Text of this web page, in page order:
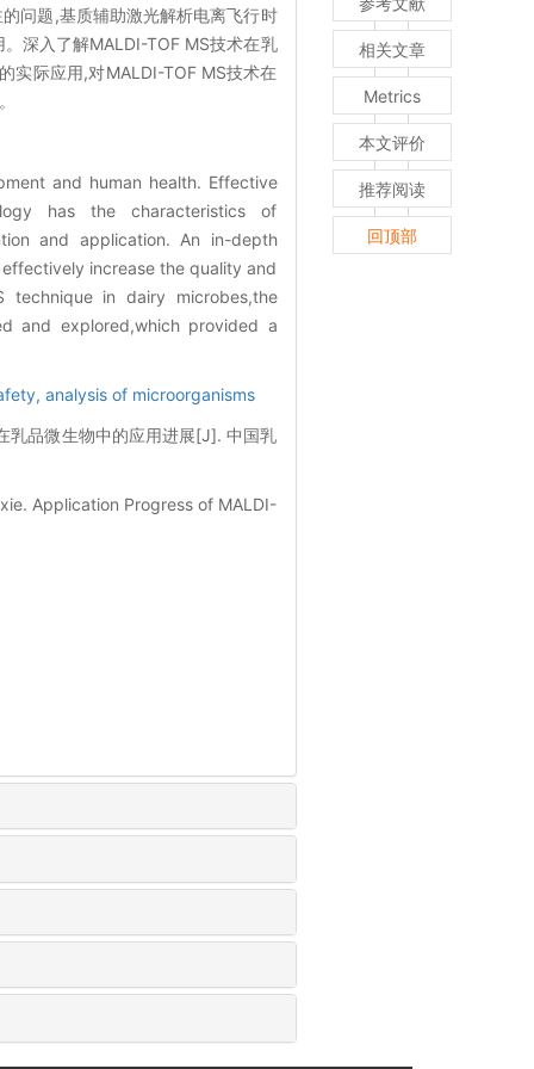
问题,基质辅助激光解析电离飞行时
深入了解MALDI-TOF MS技术在乳
实际应用,对MALDI-TOF MS技术在
and human health. Effective
has the characteristics of
and application. An in-depth
increase the quality and
technique in dairy microbes,the
and explored,which provided a
analysis of microorganisms
乳品微生物中的应用进展[J]. 中国乳
Application Progress of MALDI-
相关文章
Metrics
本文评价
推荐阅读
回顶部